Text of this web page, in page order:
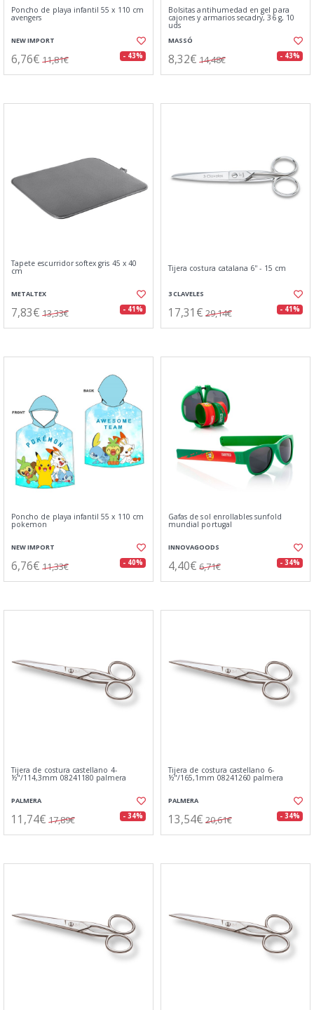
Poncho de playa infantil 55 x 110 cm
avengers
NEW IMPORT
6,76€ 11,81€ - 43%
Bolsitas antihumedad en gel para
cajones y armarios secadry, 36 g, 10
uds
MASSÓ
8,32€ 14,48€ - 43%
Tapete escurridor softex gris 45 x 40
cm
METALTEX
7,83€ 13,33€ - 41%
Tijera costura catalana 6'' - 15 cm
3 CLAVELES
17,31€ 29,14€ - 41%
Poncho de playa infantil 55 x 110 cm
pokemon
NEW IMPORT
6,76€ 11,33€ - 40%
Gafas de sol enrollables sunfold
mundial portugal
INNOVAGOODS
4,40€ 6,71€ - 34%
Tijera de costura castellano 4-
½"/114,3mm 08241180 palmera
PALMERA
11,74€ 17,89€ - 34%
Tijera de costura castellano 6-
½"/165,1mm 08241260 palmera
PALMERA
13,54€ 20,61€ - 34%